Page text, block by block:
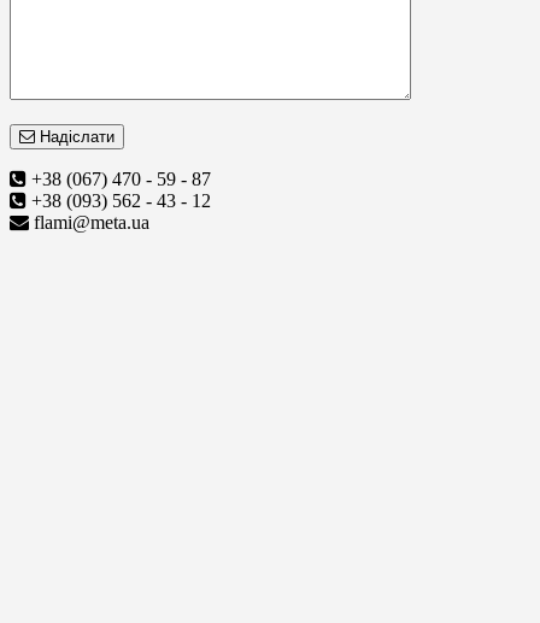
Надіслати
+38 (067) 470 - 59 - 87
+38 (093) 562 - 43 - 12
flami@meta.ua